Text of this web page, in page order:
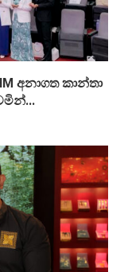
අනාගත කාන්තා